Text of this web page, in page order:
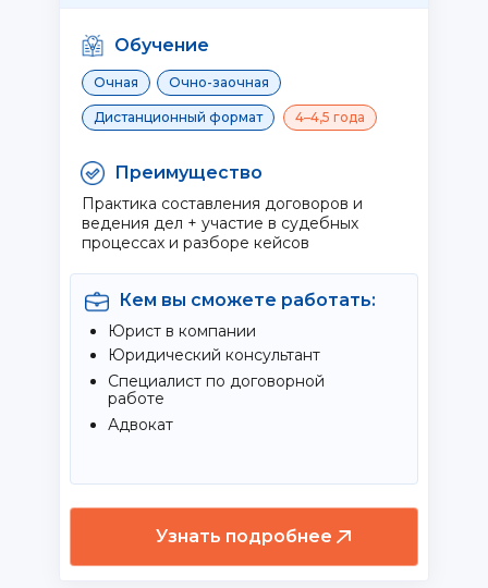
Узнать подробнее
Обучение
Очная Очно-заочная
Дистанционный формат 4–4,5 года
Преимущество
Практика составления договоров и
ведения дел + участие в судебных
процессах и разборе кейсов
Кем вы сможете работать:
Юрист в компании
Юридический консультант
Специалист по договорной
работе
Адвокат